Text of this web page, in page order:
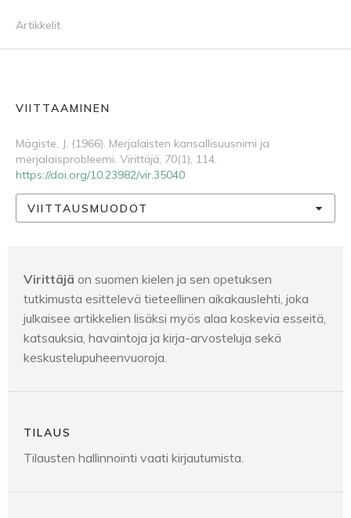
Artikkelit
VIITTAAMINEN
Mägiste, J. (1966). Merjalaisten kansallisuusnimi ja
merjalaisprobleemi. Virittäjä, 70(1), 114.
https://doi.org/10.23982/vir.35040
VIITTAUSMUODOT
Virittäjä on suomen kielen ja sen opetuksen
tutkimusta esittelevä tieteellinen aikakauslehti, joka
julkaisee artikkelien lisäksi myös alaa koskevia esseitä,
katsauksia, havaintoja ja kirja-arvosteluja sekä
keskustelupuheenvuoroja.
TILAUS
Tilausten hallinnointi vaati kirjautumista.